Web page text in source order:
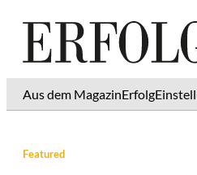
Aus dem MagazinErfolg
Featured